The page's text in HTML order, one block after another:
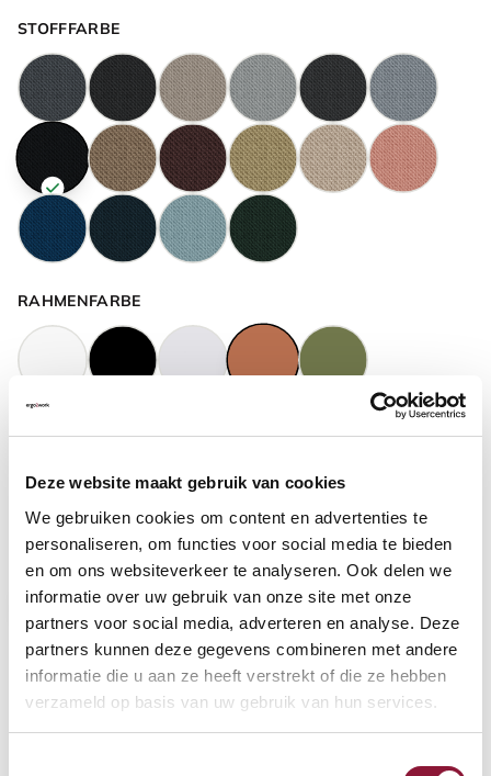
Deze website maakt gebruik van cookies
We gebruiken cookies om content en advertenties te
personaliseren, om functies voor social media te bieden
en om ons websiteverkeer te analyseren. Ook delen we
informatie over uw gebruik van onze site met onze
partners voor social media, adverteren en analyse. Deze
partners kunnen deze gegevens combineren met andere
informatie die u aan ze heeft verstrekt of die ze hebben
verzameld op basis van uw gebruik van hun services.
STOFFFARBE
RAHMENFARBE
GASFEDERHÖHE
BODENKONTAKT
FUSSRING ?